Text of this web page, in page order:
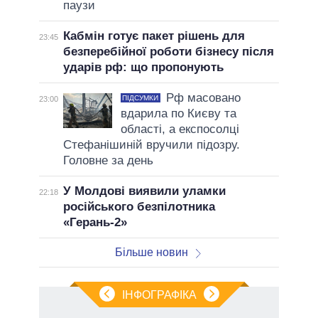
паузи
23:45
Кабмін готує пакет рішень для
безперебійної роботи бізнесу після
ударів рф: що пропонують
23:00 ПІДСУМКИ
Рф масовано
вдарила по Києву та
області, а експосолці
Стефанішиній вручили підозру.
Головне за день
22:18 У Молдові виявили уламки
російського безпілотника
«Герань-2»
Більше новин
ІНФОГРАФІКА